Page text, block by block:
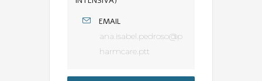
EMAIL
ana.isabel.pedroso@p
harmcare.ptt